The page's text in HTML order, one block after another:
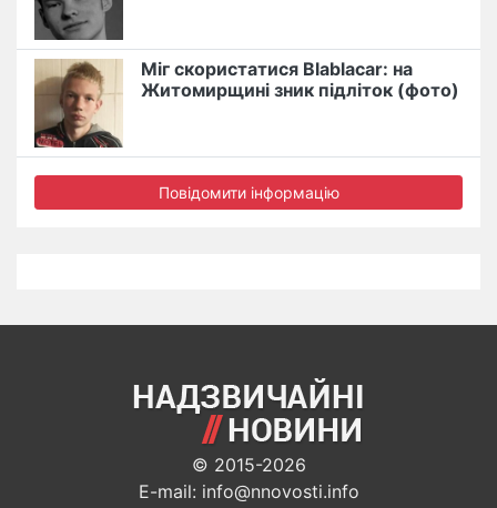
Міг скористатися Blablacar: на
Житомирщині зник підліток (фото)
Повідомити інформацію
© 2015-2026
E-mail: info@nnovosti.info